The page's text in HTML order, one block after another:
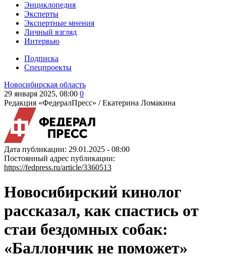
Энциклопедия
Эксперты
Экспертные мнения
Личный взгляд
Интервью
Подписка
Спецпроекты
Новосибирская область
29 января 2025, 08:00 0
Редакция «ФедералПресс» /Екатерина Ломакина
Дата публикации: 29.01.2025 - 08:00
Постоянный адрес публикации:
https://fedpress.ru/article/3360513
Новосибирский кинолог
рассказал, как спастись от
стаи бездомных собак:
«Баллончик не поможет»